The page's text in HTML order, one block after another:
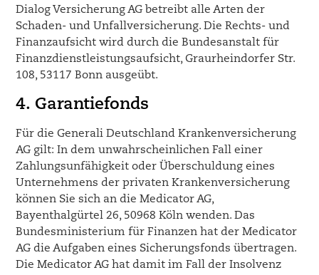
Dialog Versicherung AG betreibt alle Arten der
Schaden- und Unfallversicherung. Die Rechts- und
Finanzaufsicht wird durch die Bundesanstalt für
Finanzdienstleistungsaufsicht, Graurheindorfer Str.
108, 53117 Bonn ausgeübt.
4. Garantiefonds
Für die Generali Deutschland Krankenversicherung
AG gilt: In dem unwahrscheinlichen Fall einer
Zahlungsunfähigkeit oder Überschuldung eines
Unternehmens der privaten Krankenversicherung
können Sie sich an die Medicator AG,
Bayenthalgürtel 26, 50968 Köln wenden. Das
Bundesministerium für Finanzen hat der Medicator
AG die Aufgaben eines Sicherungsfonds übertragen.
Die Medicator AG hat damit im Fall der Insolvenz